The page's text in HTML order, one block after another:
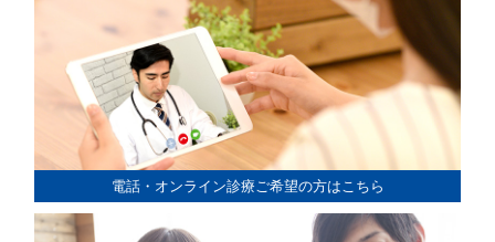
電話・オンライン診療ご希望の方はこちら